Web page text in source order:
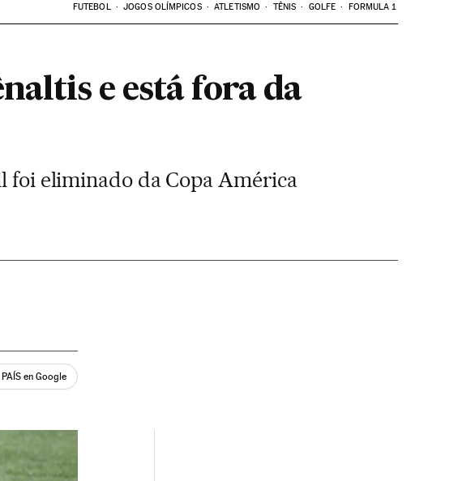
FUTEBOL JOGOS OLÍMPICOS ATLETISMO TÊNIS GOLFE FORMULA 1
e está fora da
foi eliminado da Copa América
en Google